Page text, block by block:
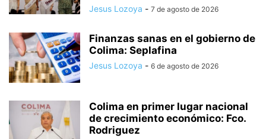
Jesus Lozoya - 7 de agosto de 2026
Finanzas sanas en el gobierno de
Colima: Seplafina
Jesus Lozoya - 6 de agosto de 2026
Colima en primer lugar nacional
de crecimiento económico: Fco.
Rodriguez